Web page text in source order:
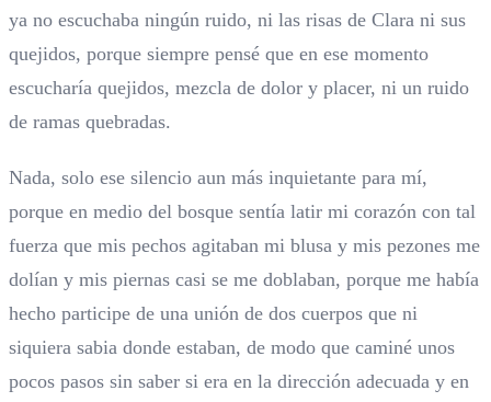
ya no escuchaba ningún ruido, ni las risas de Clara ni sus
quejidos, porque siempre pensé que en ese momento
escucharía quejidos, mezcla de dolor y placer, ni un ruido
de ramas quebradas.
Nada, solo ese silencio aun más inquietante para mí,
porque en medio del bosque sentía latir mi corazón con tal
fuerza que mis pechos agitaban mi blusa y mis pezones me
dolían y mis piernas casi se me doblaban, porque me había
hecho participe de una unión de dos cuerpos que ni
siquiera sabia donde estaban, de modo que caminé unos
pocos pasos sin saber si era en la dirección adecuada y en